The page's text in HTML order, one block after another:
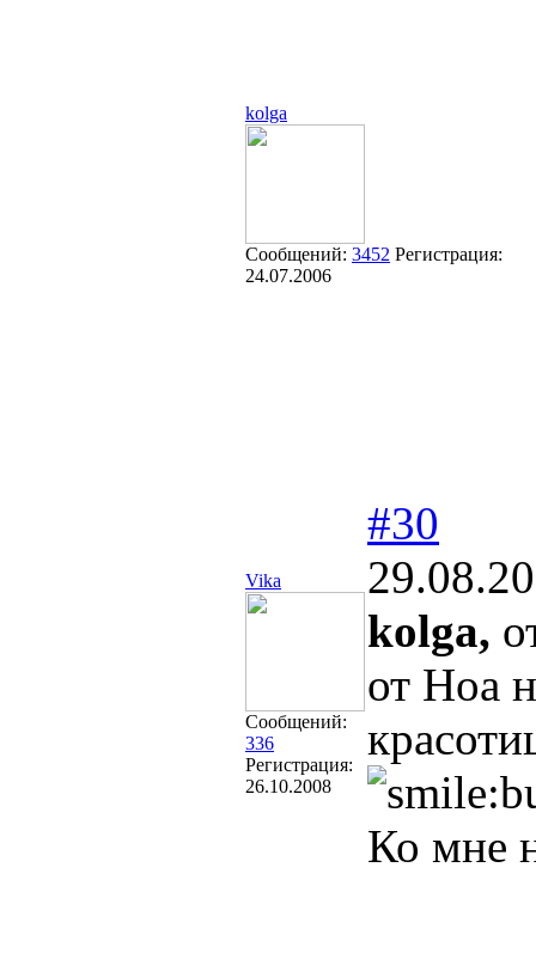
kolga
Сообщений: 3452 Регистрация:
24.07.2006
Vikа
Сообщений:
336
Регистрация:
26.10.2008
#30
kolga,
от Ноа
Ко мне